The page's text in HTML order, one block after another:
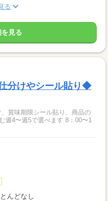
る
見る
分けやシール貼り◆
賞味期限シール貼り、商品の
んどなし